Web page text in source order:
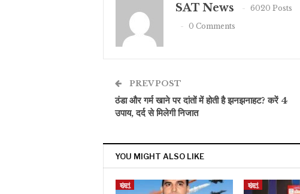
SAT News
6020 Posts
0 Comments
PREV POST
ठंडा और गर्म खाने पर दांतों में होती है झनझनाहट? करें 4
उपाय, दर्द से मिलेगी निजात
YOU MIGHT ALSO LIKE
झुंझुनूं झुंझुनूं